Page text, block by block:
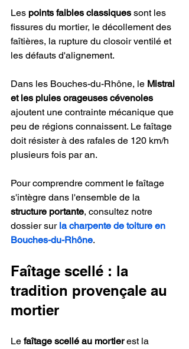
Les points faibles classiques sont les
fissures du mortier, le décollement des
faîtières, la rupture du closoir ventilé et
les défauts d'alignement.
Dans les Bouches-du-Rhône, le Mistral
et les pluies orageuses cévenoles
ajoutent une contrainte mécanique que
peu de régions connaissent. Le faîtage
doit résister à des rafales de 120 km/h
plusieurs fois par an.
Pour comprendre comment le faîtage
s'intègre dans l'ensemble de la
structure portante, consultez notre
dossier sur la charpente de toiture en
Bouches-du-Rhône.
Faîtage scellé : la
tradition provençale au
mortier
Le faîtage scellé au mortier est la